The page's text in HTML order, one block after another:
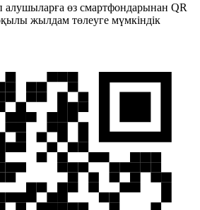
алушыларға өз смартфондарынан QR
жылдам төлеуге мүмкіндік